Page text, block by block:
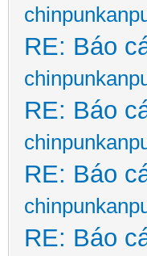
RE: Báo
RE: Báo
RE: Báo
RE: Báo